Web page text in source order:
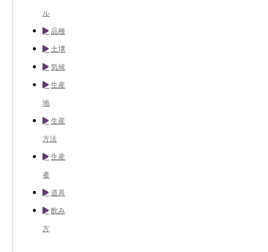
ル
品種
土壌
気候
生産
地
生産
方法
生産
者
道具
飲み
方